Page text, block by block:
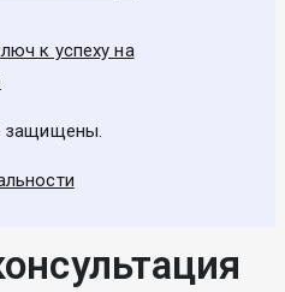
к успеху на
защищены.